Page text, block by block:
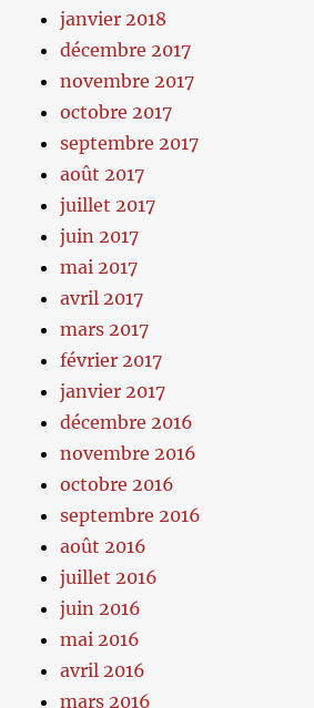
janvier 2018
décembre 2017
novembre 2017
octobre 2017
septembre 2017
août 2017
juillet 2017
juin 2017
mai 2017
avril 2017
mars 2017
février 2017
janvier 2017
décembre 2016
novembre 2016
octobre 2016
septembre 2016
août 2016
juillet 2016
juin 2016
mai 2016
avril 2016
mars 2016